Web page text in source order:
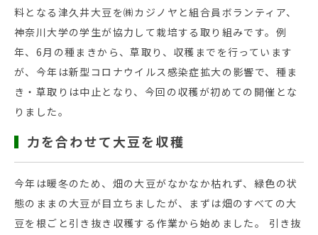
料となる津久井大豆を㈱カジノヤと組合員ボランティア、
神奈川大学の学生が協力して栽培する取り組みです。例
年、6月の種まきから、草取り、収穫までを行っています
が、今年は新型コロナウイルス感染症拡大の影響で、種ま
き・草取りは中止となり、今回の収穫が初めての開催とな
りました。
力を合わせて大豆を収穫
今年は暖冬のため、畑の大豆がなかなか枯れず、緑色の状
態のままの大豆が目立ちましたが、まずは畑のすべての大
豆を根ごと引き抜き収穫する作業から始めました。 引き抜